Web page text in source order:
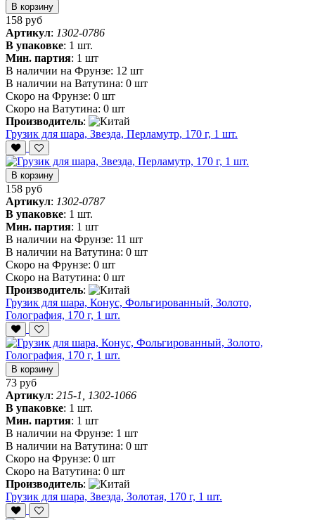
В корзину
158 руб
Артикул: 1302-0786
В упаковке: 1 шт.
Мин. партия: 1 шт
В наличии на Фрунзе: 12 шт
В наличии на Ватутина: 0 шт
Скоро на Фрунзе: 0 шт
Скоро на Ватутина: 0 шт
Производитель:
Грузик для шара, Звезда, Перламутр, 170 г, 1 шт.
В корзину
158 руб
Артикул: 1302-0787
В упаковке: 1 шт.
Мин. партия: 1 шт
В наличии на Фрунзе: 11 шт
В наличии на Ватутина: 0 шт
Скоро на Фрунзе: 0 шт
Скоро на Ватутина: 0 шт
Производитель:
Грузик для шара, Конус, Фольгированный, Золото,
Голография, 170 г, 1 шт.
В корзину
73 руб
Артикул: 215-1, 1302-1066
В упаковке: 1 шт.
Мин. партия: 1 шт
В наличии на Фрунзе: 1 шт
В наличии на Ватутина: 0 шт
Скоро на Фрунзе: 0 шт
Скоро на Ватутина: 0 шт
Производитель:
Грузик для шара, Звезда, Золотая, 170 г, 1 шт.